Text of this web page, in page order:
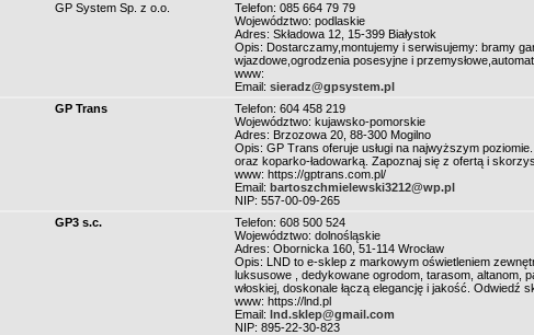
GP System Sp. z o.o.
Telefon: 085 664 79 79
Województwo: podlaskie
Adres: Składowa 12, 15-399 Białystok
Opis: Dostarczamy,montujemy i serwisujemy: bramy
wjazdowe,ogrodzenia posesyjne i
www:
Email: sieradz@gpsystem.pl
GP Trans
Telefon: 604 458 219
Województwo: kujawsko-pomorskie
Adres: Brzozowa 20, 88-300 Mogilno
Opis: GP Trans oferuje usługi na najwyższym
oraz koparko-ładowarką. Zapoznaj się z ofertą i
www: https://gptrans.com.pl/
Email: bartoszchmielewski3212@wp.pl
NIP: 557-00-09-265
GP3 s.c.
Telefon: 608 500 524
Województwo: dolnośląskie
Adres: Obornicka 160, 51-114 Wrocław
Opis: LND to e-sklep z markowym oświetleniem
luksusowe , dedykowane ogrodom, tarasom, altanom,
włoskiej, doskonale łączą elegancję i jakość. Odwiedź
www: https://lnd.pl
Email: lnd.sklep@gmail.com
NIP: 895-22-30-823